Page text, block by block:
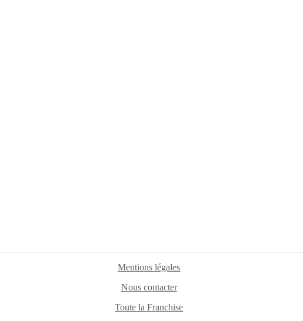
Mentions légales
Nous contacter
Toute la Franchise